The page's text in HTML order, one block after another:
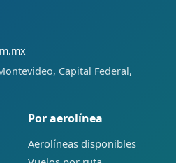
Capital Federal,
Por aerolínea
Aerolíneas disponibles